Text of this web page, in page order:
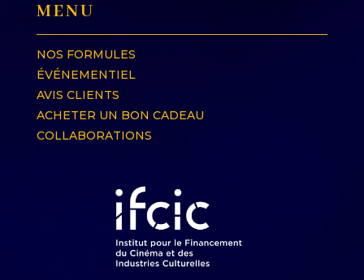
MENU
NOS FORMULES
ÉVÉNEMENTIEL
AVIS CLIENTS
ACHETER UN BON CADEAU
COLLABORATIONS